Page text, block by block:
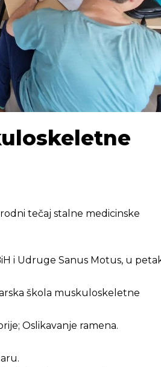
tečaj stalne medicinske
i Udruge Sanus Motus, u
škola muskuloskeletne
Oslikavanje ramena.